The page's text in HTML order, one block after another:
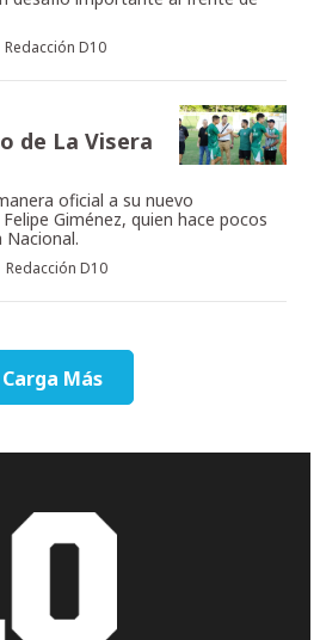
Redacción D10
de La Visera
oficial a su nuevo
Giménez, quien hace pocos
Nacional.
Redacción D10
Carga Más